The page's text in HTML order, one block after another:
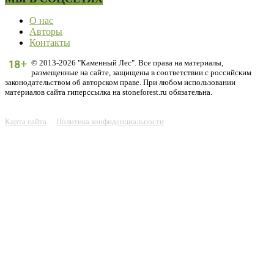
О нас
Авторы
Контакты
© 2013-2026 "Каменный Лес". Все права на материалы,
размещенные на сайте, защищены в соответствии с российским
законодательством об авторском праве. При любом использовании
материалов сайта гиперссылка на stoneforest.ru обязательна.
Карта сайта Политика конфиденциальности